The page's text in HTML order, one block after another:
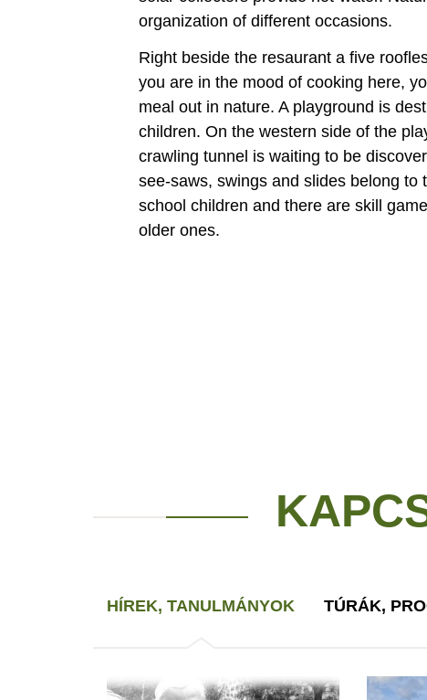
organization of different occasions.
Right beside the resaurant a five
you are in the mood of cooking here,
meal out in nature. A playground is
children. On the western side of the
crawling tunnel is waiting to be
see-saws, swings and slides belong to
school children and there are skill
older ones.
HÍREK, TANULMÁNYOK TÚRÁK,